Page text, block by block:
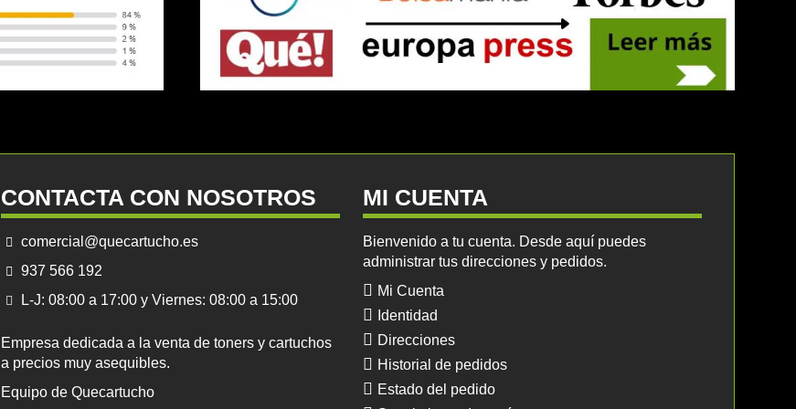
CONTACTA CON NOSOTROS
comercial@quecartucho.es
937 566 192
L-J: 08:00 a 17:00 y Viernes: 08:00 a 15:00
Empresa dedicada a la venta de toners y cartuchos
a precios muy asequibles.
Equipo de Quecartucho
MI CUENTA
Bienvenido a tu cuenta. Desde aquí puedes
administrar tus direcciones y pedidos.
Mi Cuenta
Identidad
Direcciones
Historial de pedidos
Estado del pedido